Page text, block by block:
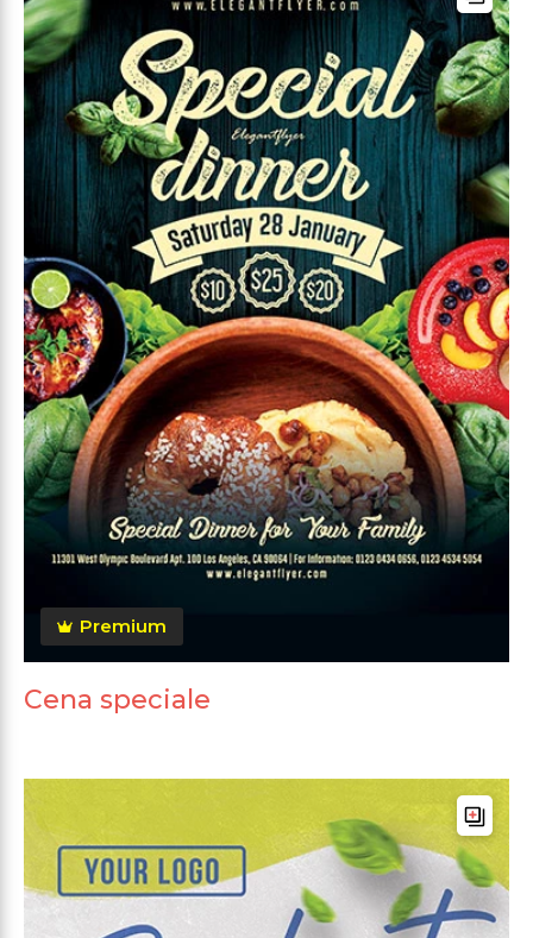
Premium
Cena speciale